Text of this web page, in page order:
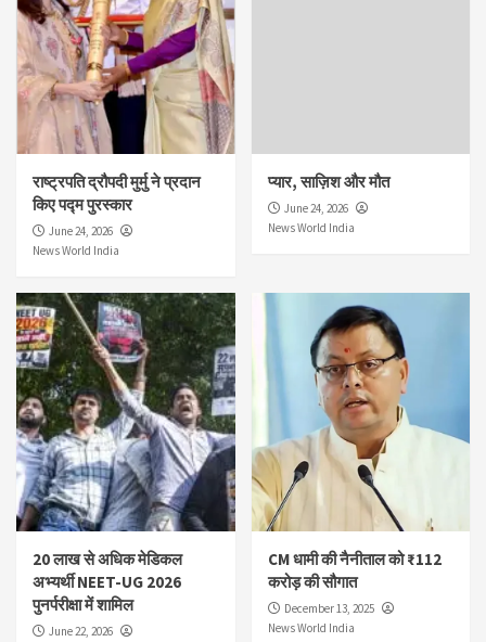
राष्ट्रपति द्रौपदी मुर्मु ने प्रदान
किए पद्म पुरस्कार
June 24, 2026
News World India
प्यार, साज़िश और मौत
June 24, 2026
News World India
20 लाख से अधिक मेडिकल
अभ्यर्थी NEET-UG 2026
पुनर्परीक्षा में शामिल
June 22, 2026
CM धामी की नैनीताल को ₹112
करोड़ की सौगात
December 13, 2025
News World India